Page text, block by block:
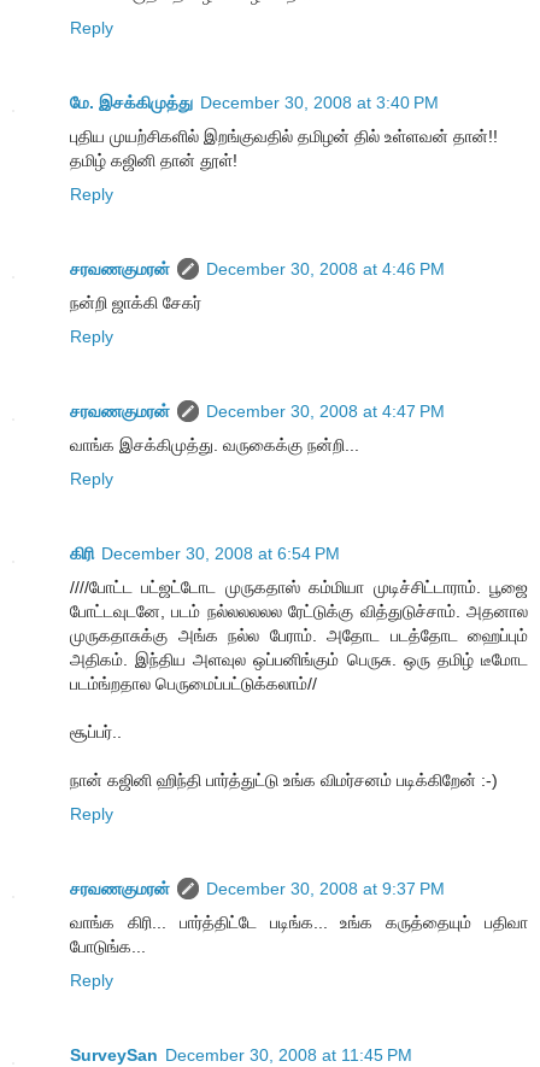
Reply
மே. இசக்கிமுத்து December 30, 2008 at 3:40 PM
புதிய முயற்சிகளில் இறங்குவதில் தமிழன் தில் உள்ளவன் தான்!!
தமிழ் கஜினி தான் தூள்!
Reply
சரவணகுமரன்
December 30, 2008 at 4:46 PM
நன்றி ஜாக்கி சேகர்
Reply
சரவணகுமரன்
December 30, 2008 at 4:47 PM
வாங்க இசக்கிமுத்து. வருகைக்கு நன்றி...
Reply
கிரி December 30, 2008 at 6:54 PM
////போட்ட பட்ஜட்டோட முருகதாஸ் கம்மியா முடிச்சிட்டாராம். பூஜை
போட்டவுடனே, படம் நல்லலலலல ரேட்டுக்கு வித்துடுச்சாம். அதனால
முருகதாசுக்கு அங்க நல்ல பேராம். அதோட படத்தோட ஹைப்பும்
அதிகம். இந்திய அளவுல ஒப்பனிங்கும் பெருசு. ஒரு தமிழ் டீமோட
படம்ங்றதால பெருமைப்பட்டுக்கலாம்//
சூப்பர்..
நான் கஜினி ஹிந்தி பார்த்துட்டு உங்க விமர்சனம் படிக்கிறேன் :-)
Reply
சரவணகுமரன்
December 30, 2008 at 9:37 PM
வாங்க கிரி... பார்த்திட்டே படிங்க... உங்க கருத்தையும் பதிவா
போடுங்க...
Reply
SurveySan December 30, 2008 at 11:45 PM